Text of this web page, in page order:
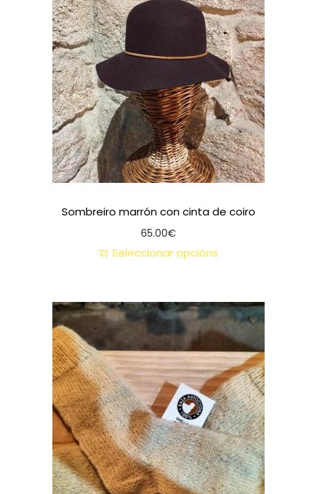
Sombreiro marrón con cinta de coiro
65.00€
Seleccionar opcións